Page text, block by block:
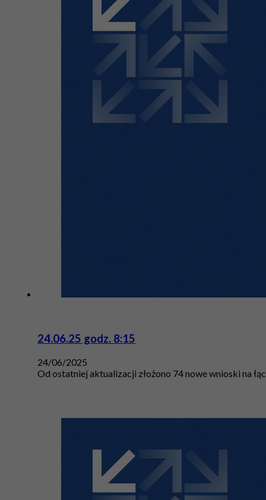
24.06.25 godz. 8:15
24/06/2025
Od ostatniej aktualizacji złożono 74 nowe wnioski na